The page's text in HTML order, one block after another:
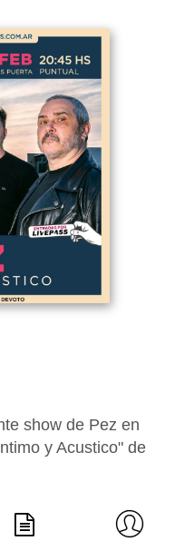
show de Pez en
y Acustico" de